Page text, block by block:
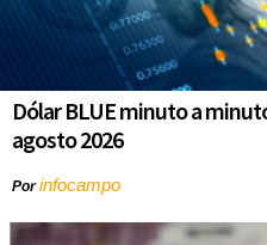
Dólar BLUE minuto a
agosto 2026
Porinfocampo